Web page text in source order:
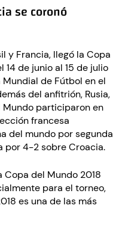
se coronó
y Francia, llegó la Copa
14 de junio al 15 de julio
Mundial de Fútbol en el
del anfitrión, Rusia,
Mundo participaron en
francesa
del mundo por segunda
por 4-2 sobre Croacia.
del Mundo 2018
para el torneo,
es una de las más